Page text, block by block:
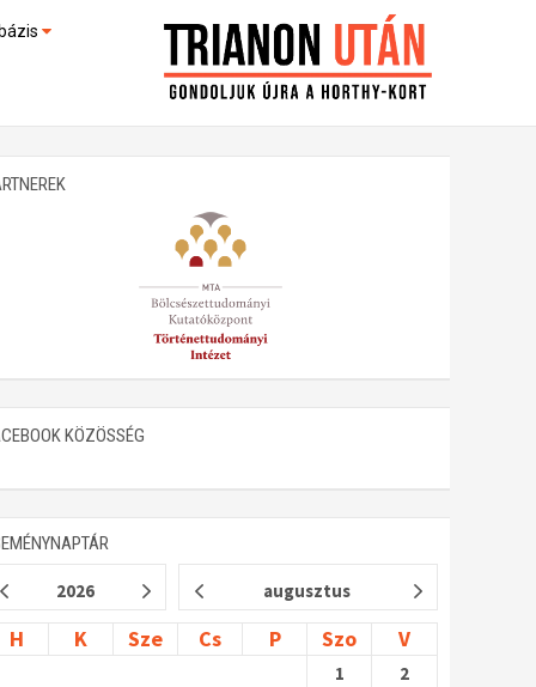
(feltöltés alatt)
KÖZÖSSÉG
2026 augusztus
H K Sze Cs P Szo V
1
2